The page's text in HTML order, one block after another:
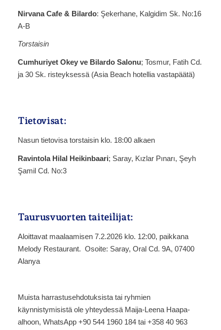
Nirvana Cafe & Bilardo: Şekerhane, Kalgidim Sk. No:16
A-B
Torstaisin
Cumhuriyet Okey ve Bilardo Salonu; Tosmur, Fatih Cd.
ja 30 Sk. risteyksessä (Asia Beach hotellia vastapäätä)
Tietovisat:
Nasun tietovisa torstaisin klo. 18:00 alkaen
Ravintola Hilal Heikinbaari; Saray, Kızlar Pınarı, Şeyh
Şamil Cd. No:3
Taurusvuorten taiteilijat:
Aloittavat maalaamisen 7.2.2026 klo. 12:00, paikkana
Melody Restaurant. Osoite: Saray, Oral Cd. 9A, 07400
Alanya
Muista harrastusehdotuksista tai ryhmien
käynnistymisistä ole yhteydessä Maija-Leena Haapa-
alhoon, WhatsApp +90 544 1960 184 tai +358 40 963